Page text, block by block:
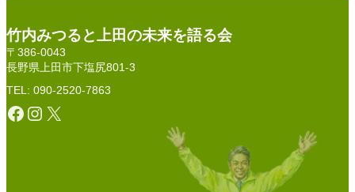
竹内みつると上田の未来を語る会
〒386-0043
長野県上田市下塩尻801-3
TEL: 090-2520-7863
Facebook Instagram X